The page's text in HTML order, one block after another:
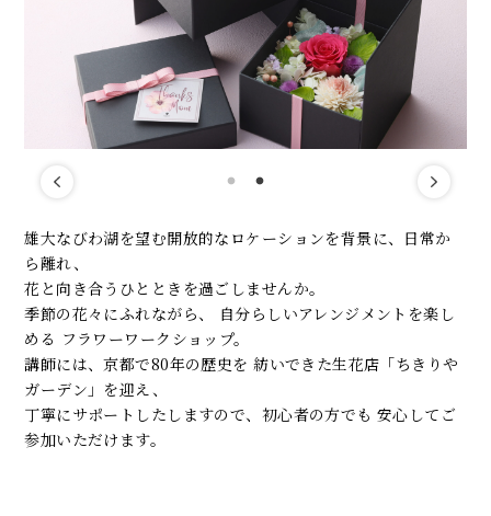
雄大なびわ湖を望む開放的なロケーションを背景に、日常か
ら離れ、
花と向き合うひとときを過ごしませんか。
季節の花々にふれながら、 自分らしいアレンジメントを楽し
める フラワーワークショップ。
講師には、京都で80年の歴史を 紡いできた生花店「ちきりや
ガーデン」を迎え、
丁寧にサポートしたしますので、初心者の方でも 安心してご
参加いただけます。